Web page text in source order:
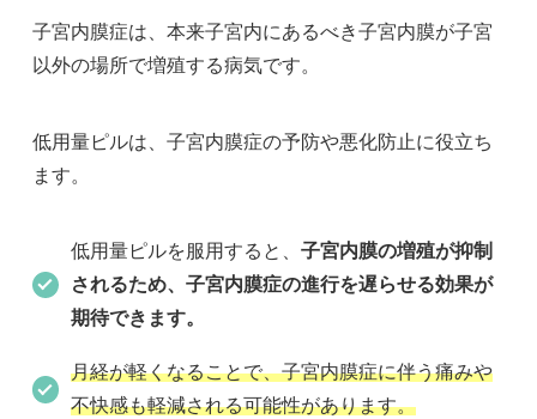
子宮内膜症は、本来子宮内にあるべき子宮内膜が子宮
以外の場所で増殖する病気です。
低用量ピルは、子宮内膜症の予防や悪化防止に役立ち
ます。
低用量ピルを服用すると、 子宮内膜の増殖が抑制
されるため、子宮内膜症の進行を遅らせる効果が
期待できます。
月経が軽くなることで、子宮内膜症に伴う痛みや
不快感も軽減される可能性があります。